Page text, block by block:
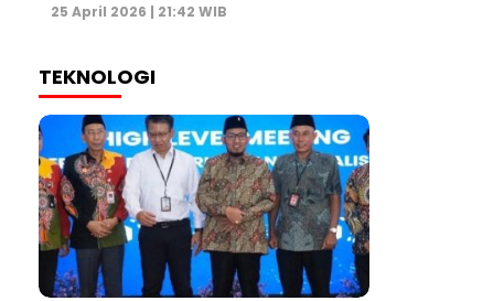
25 April 2026 | 21:42 WIB
TEKNOLOGI